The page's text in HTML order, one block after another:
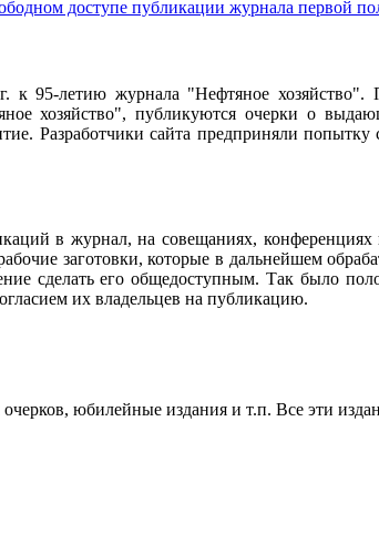
доступе публикации журнала первой
к 95-летию журнала "Нефтяное
хозяйство", публикуются очерки о
Разработчики сайта предприняли
в журнал, на совещаниях, конференциях
заготовки, которые в дальнейшем
сделать его общедоступным. Так было
их владельцев на публикацию.
юбилейные издания и т.п. Все эти